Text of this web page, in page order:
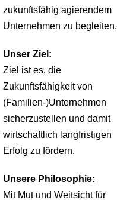
zukunftsfähig agierendem
Unternehmen zu begleiten.
Unser Ziel:
Ziel ist es, die
Zukunftsfähigkeit von
(Familien-)Unternehmen
sicherzustellen und damit
wirtschaftlich langfristigen
Erfolg zu fördern.
Unsere Philosophie:
Mit Mut und Weitsicht für